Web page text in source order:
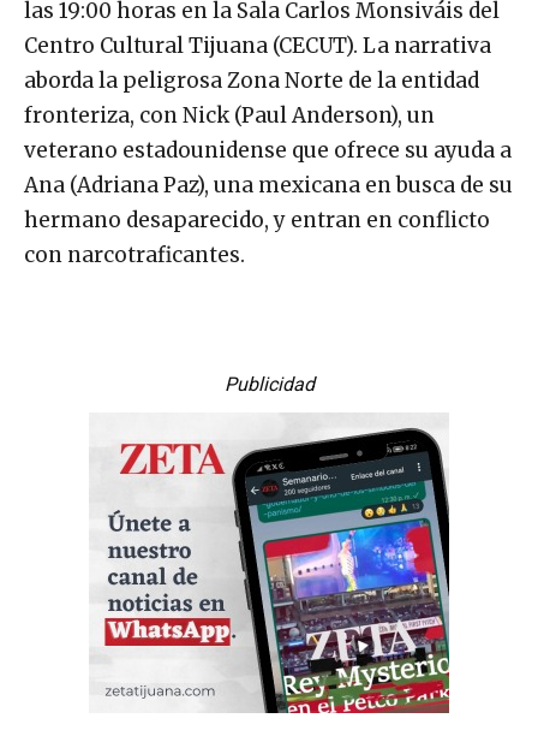
Centro Cultural Tijuana (CECUT). La narrativa
aborda la peligrosa Zona Norte de la entidad
fronteriza, con Nick (Paul Anderson), un
veterano estadounidense que ofrece su ayuda a
Ana (Adriana Paz), una mexicana en busca de su
hermano desaparecido, y entran en conflicto
con narcotraficantes.
Publicidad